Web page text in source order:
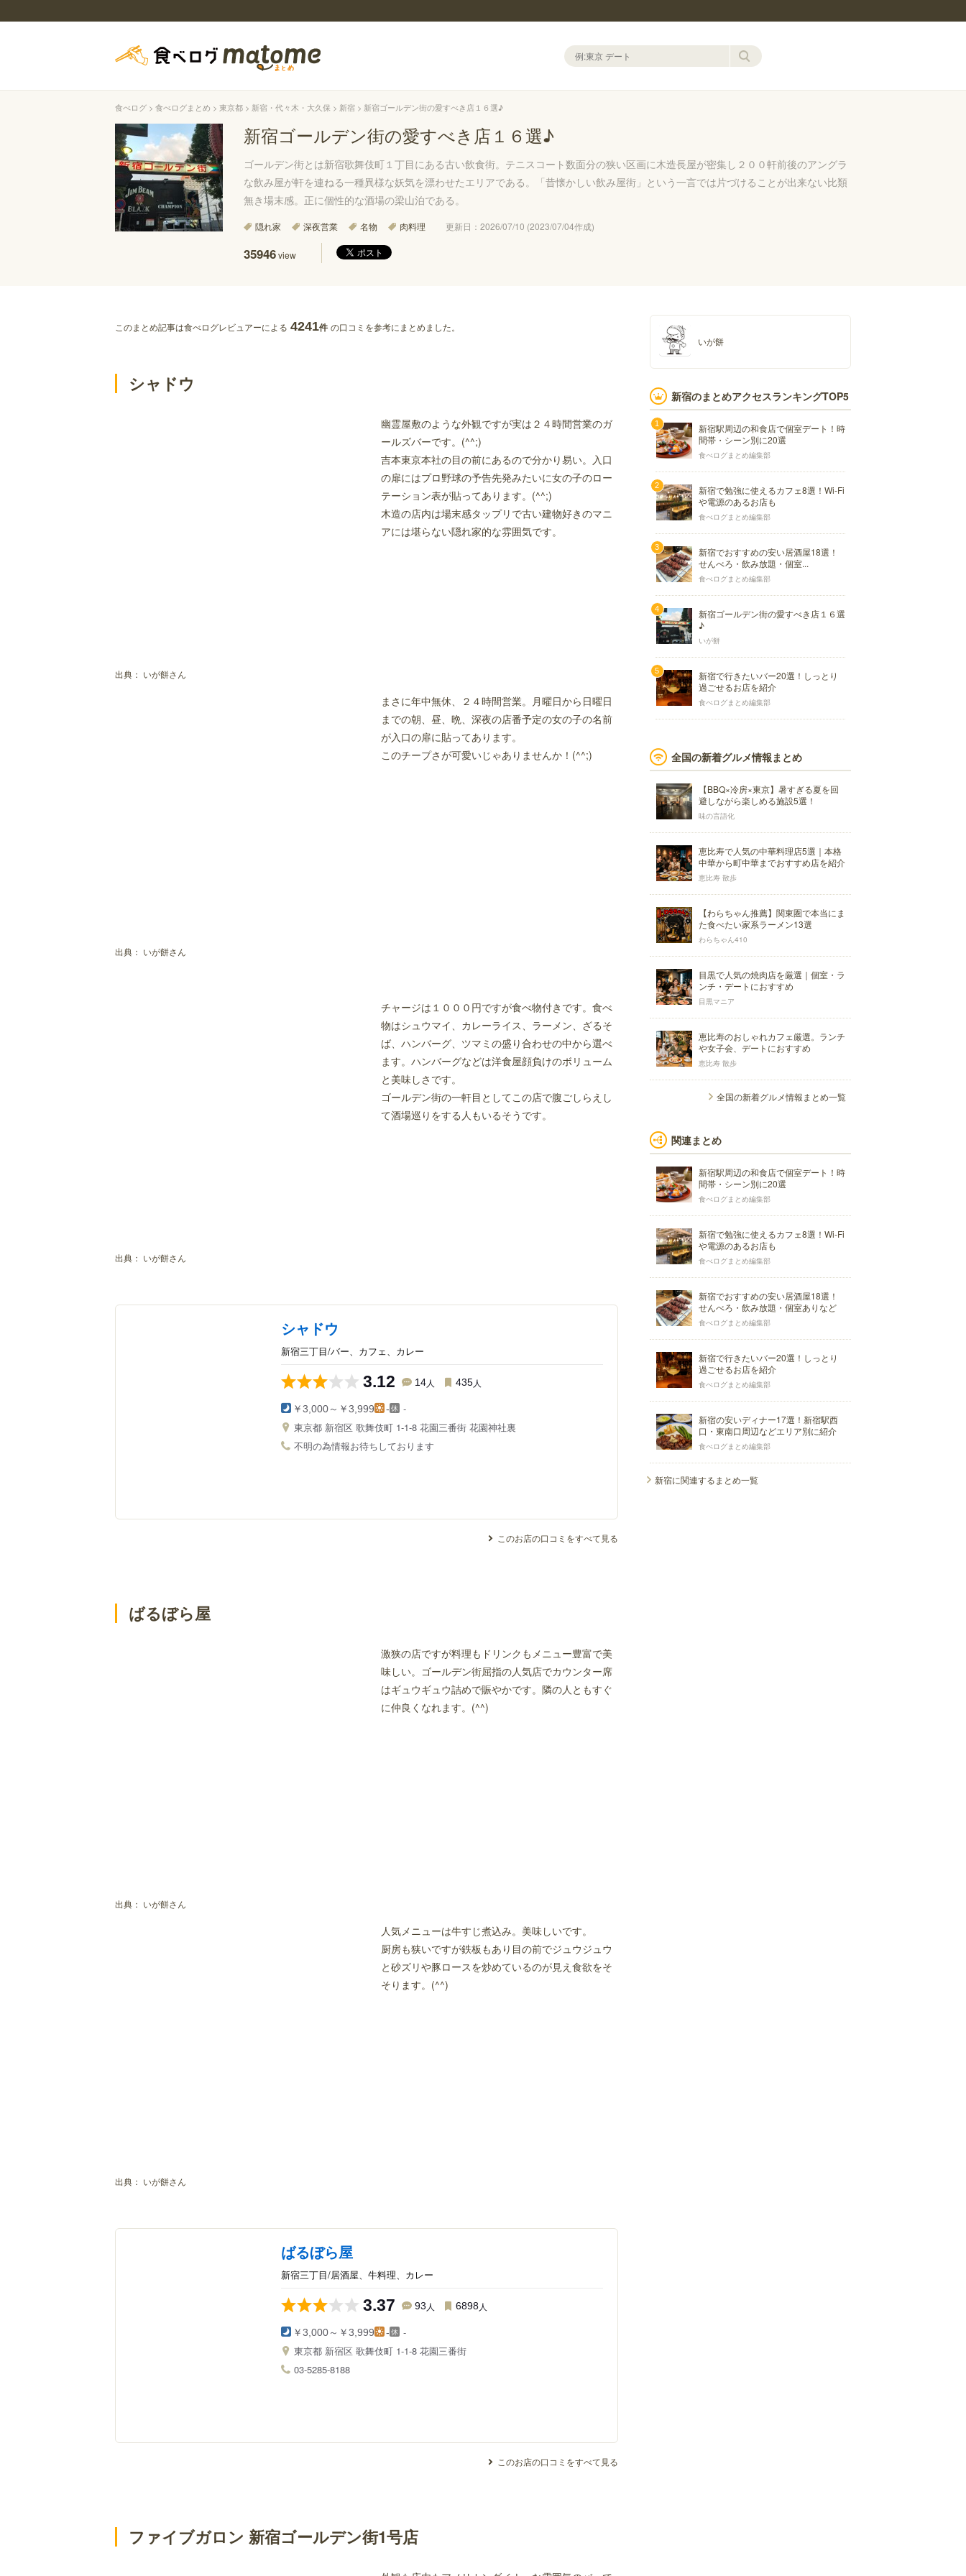
食べログ 食べログまとめ 東京都 新宿・代々木・大久保 新宿 新宿ゴールデン街の愛すべき店１６選♪
新宿ゴールデン街の愛すべき店１６選♪
ゴールデン街とは新宿歌舞伎町１丁目にある古い飲食街。テニスコート数面分の狭い区画に木造長屋が密集し２００軒前後のアングラ
な飲み屋が軒を連ねる一種異様な妖気を漂わせたエリアである。「昔懐かしい飲み屋街」という一言では片づけることが出来ない比類
無き場末感。正に個性的な酒場の梁山泊である。
隠れ家 深夜営業 名物 肉料理 更新日：2026/07/10 (2023/07/04作成)
35946view
このまとめ記事は食べログレビュアーによる 4241件 の口コミを参考にまとめました。
シャドウ
出典： いが餅さん
幽霊屋敷のような外観ですが実は２４時間営業のガ
ールズバーです。(^^;)
吉本東京本社の目の前にあるので分かり易い。入口
の扉にはプロ野球の予告先発みたいに女の子のロー
テーション表が貼ってあります。(^^;)
木造の店内は場末感タップリで古い建物好きのマニ
アには堪らない隠れ家的な雰囲気です。
出典： いが餅さん
まさに年中無休、２４時間営業。月曜日から日曜日
までの朝、昼、晩、深夜の店番予定の女の子の名前
が入口の扉に貼ってあります。
このチープさが可愛いじゃありませんか！(^^;)
出典： いが餅さん
チャージは１０００円ですが食べ物付きです。食べ
物はシュウマイ、カレーライス、ラーメン、ざるそ
ば、ハンバーグ、ツマミの盛り合わせの中から選べ
ます。ハンバーグなどは洋食屋顔負けのボリューム
と美味しさです。
ゴールデン街の一軒目としてこの店で腹ごしらえし
て酒場巡りをする人もいるそうです。
シャドウ
新宿三丁目/バー、カフェ、カレー
3.12 14人 435人
￥3,000～￥3,999 -
-
東京都 新宿区 歌舞伎町 1-1-8 花園三番街 花園神社裏
不明の為情報お待ちしております
このお店の口コミをすべて見る
ばるぼら屋
出典： いが餅さん
激狭の店ですが料理もドリンクもメニュー豊富で美
味しい。ゴールデン街屈指の人気店でカウンター席
はギュウギュウ詰めで賑やかです。隣の人ともすぐ
に仲良くなれます。(^^)
出典： いが餅さん
人気メニューは牛すじ煮込み。美味しいです。
厨房も狭いですが鉄板もあり目の前でジュウジュウ
と砂ズリや豚ロースを炒めているのが見え食欲をそ
そります。(^^)
ばるぼら屋
新宿三丁目/居酒屋、牛料理、カレー
3.37 93 人 6898人
￥3,000～￥3,999 -
-
東京都 新宿区 歌舞伎町 1-1-8 花園三番街
03-5285-8188
このお店の口コミをすべて見る
ファイブガロン 新宿ゴールデン街1号店
いが餅
新宿のまとめアクセスランキングTOP5
新宿駅周辺の和食店で個室デート！時
間帯・シーン別に20選
食べログまとめ編集部
新宿で勉強に使えるカフェ8選！Wi-Fi
や電源のあるお店も
食べログまとめ編集部
新宿でおすすめの安い居酒屋18選！
せんべろ・飲み放題・個室...
食べログまとめ編集部
新宿ゴールデン街の愛すべき店１６選
♪
いが餅
新宿で行きたいバー20選！しっとり
過ごせるお店を紹介
食べログまとめ編集部
全国の新着グルメ情報まとめ
【BBQ×冷房×東京】暑すぎる夏を回
避しながら楽しめる施設5選！
味の言語化
恵比寿で人気の中華料理店5選｜本格
中華から町中華までおすすめ店を紹介
恵比寿 散歩
【わらちゃん推薦】関東圏で本当にま
た食べたい家系ラーメン13選
わらちゃん410
目黒で人気の焼肉店を厳選｜個室・ラ
ンチ・デートにおすすめ
目黒マニア
恵比寿のおしゃれカフェ厳選。ランチ
や女子会、デートにおすすめ
恵比寿 散歩
全国の新着グルメ情報まとめ一覧
関連まとめ
新宿駅周辺の和食店で個室デート！時
間帯・シーン別に20選
食べログまとめ編集部
新宿で勉強に使えるカフェ8選！Wi-Fi
や電源のあるお店も
食べログまとめ編集部
新宿でおすすめの安い居酒屋18選！
せんべろ・飲み放題・個室ありなど
食べログまとめ編集部
新宿で行きたいバー20選！しっとり
過ごせるお店を紹介
食べログまとめ編集部
新宿の安いディナー17選！新宿駅西
口・東南口周辺などエリア別に紹介
食べログまとめ編集部
新宿に関連するまとめ一覧